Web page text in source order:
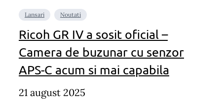
Lansari Noutati
Ricoh GR IV a sosit oficial –
Camera de buzunar cu senzor
APS-C acum si mai capabila
21 august 2025